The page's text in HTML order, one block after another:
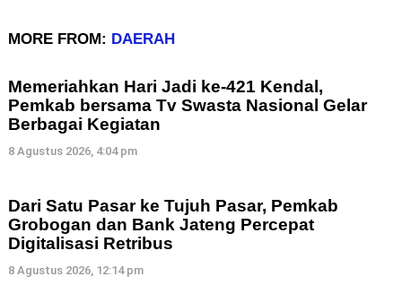
MORE FROM: DAERAH
Memeriahkan Hari Jadi ke-421 Kendal,
Pemkab bersama Tv Swasta Nasional Gelar
Berbagai Kegiatan
8 Agustus 2026, 4:04 pm
Dari Satu Pasar ke Tujuh Pasar, Pemkab
Grobogan dan Bank Jateng Percepat
Digitalisasi Retribus
8 Agustus 2026, 12:14 pm